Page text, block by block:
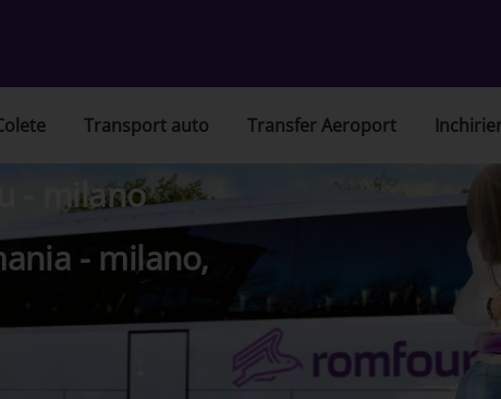
Transport auto Transfer Aeroport
- milano
- milano,